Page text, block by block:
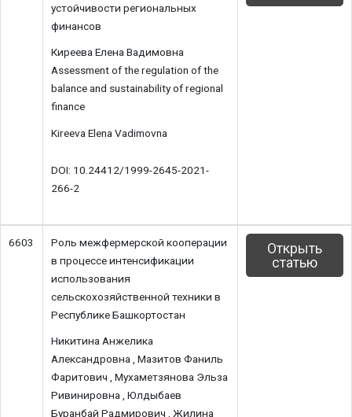
устойчивости региональных
финансов
Киреева Елена Вадимовна
Assessment of the regulation of the
balance and sustainability of regional
finance
Kireeva Elena Vadimovna
DOI: 10.24412/1999-2645-2021-
266-2
6603
Роль межфермерской кооперации
в процессе интенсификации
использования
сельскохозяйственной техники в
Республике Башкортостан
Никитина Анжелика
Александровна , Мазитов Фаниль
Фаритович , Мухаметзянова Эльза
Ривинировна , Юлдыбаев
Буранбай Радмирович , Жилина
Открыть
статью